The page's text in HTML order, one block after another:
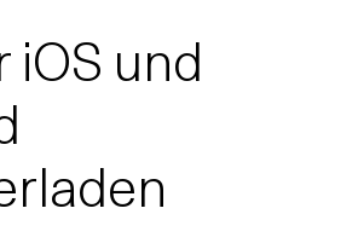
iOS und